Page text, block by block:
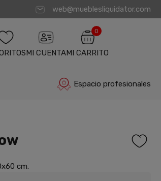
web@mueblesliquidator.com
MI CUENTA
0
MI CARRITO
Espacio profesionales
cm.